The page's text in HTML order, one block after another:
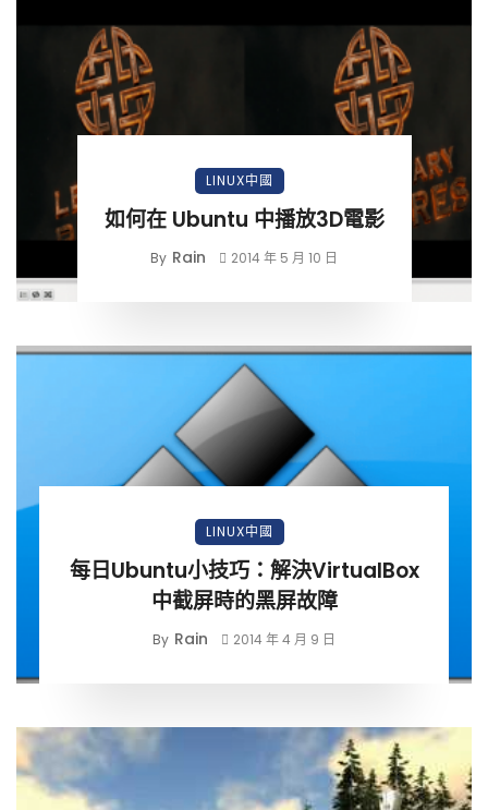
LINUX中國
如何在 Ubuntu 中播放3D電影
By Rain 2014 年 5 月 10 日
LINUX中國
每日Ubuntu小技巧：解決VirtualBox
中截屏時的黑屏故障
By Rain 2014 年 4 月 9 日